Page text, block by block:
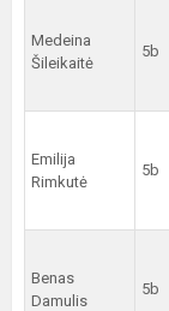
Medeina
Šileikaitė
5b
Emilija
Rimkutė
5b
Benas
Damulis
5b